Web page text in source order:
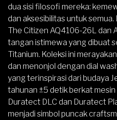
dua sisi filosofi mereka:
dan aksesibilitas untuk semua.
The Citizen AQ4106-26L dan
tangan istimewa yang dibuat
Titanium. Koleksi ini
dan menonjol dengan dial
yang terinspirasi dari budaya
tahunan ±5 detik berkat
Duratect DLC dan Duratect
menjadi simbol puncak